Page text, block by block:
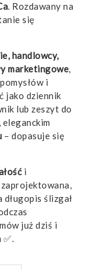
. Rozdawany na
się
handlowcy,
marketingowe,
i
jako dziennik
lub zeszyt do
– dopasuje się
i
ślizgał
już dziś i
✅.